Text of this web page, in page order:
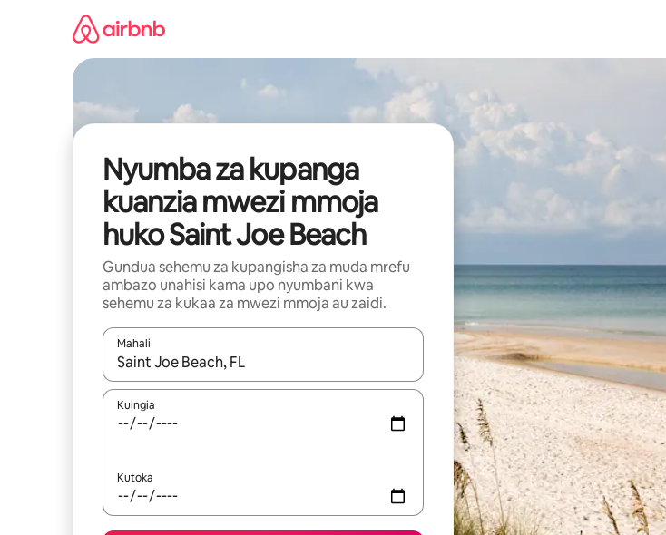
Nyumba za kupanga
kuanzia mwezi mmoja
huko Saint Joe Beach
Gundua sehemu za kupangisha za muda mrefu
ambazo unahisi kama upo nyumbani kwa
sehemu za kukaa za mwezi mmoja au zaidi.
Mahali
Wakati matokeo yanapatikana, vinjari kwa kutumia vitufe vya vishale vya juu na chini au
Kuingia
Kutoka